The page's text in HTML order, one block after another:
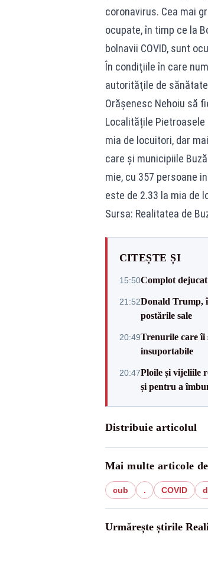
coronavirus. Cea mai
ocupate, în timp ce la
bolnavii COVID, sunt
În condiţiile în care
autorităţile de
Orăşenesc Nehoiu să
Localitățile Pietroasele
mia de locuitori, dar
care și municipiile
mie, cu 357 persoane
este de 2.33 la mia de
Sursa: Realitatea de
CITEȘTE ȘI
15:50Complot
21:52Donald Trump,
postările sale
20:49Trenurile care îi
insuportabile
20:47Ploile și vijeliile
și pentru a
Distribuie articolul
Mai multe articole
cub . COVID
Urmărește știrile